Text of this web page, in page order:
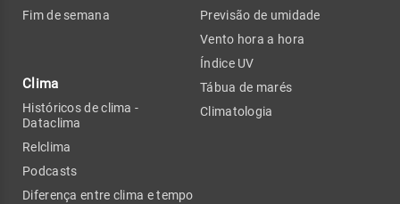
Fim de semana
Clima
Históricos de clima -
Dataclima
Relclima
Podcasts
Diferença entre clima e tempo
Previsão de umidade
Vento hora a hora
Índice UV
Tábua de marés
Climatologia